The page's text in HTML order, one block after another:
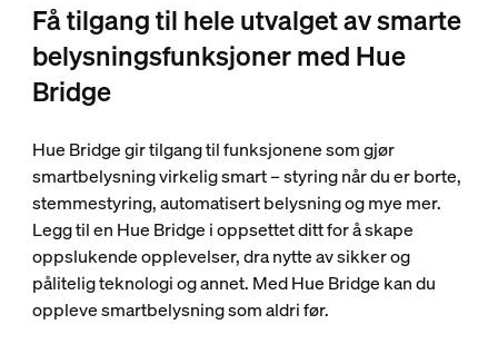
Få tilgang til hele utvalget av smarte
belysningsfunksjoner med Hue
Bridge
Hue Bridge gir tilgang til funksjonene som gjør
smartbelysning virkelig smart – styring når du er borte,
stemmestyring, automatisert belysning og mye mer.
Legg til en Hue Bridge i oppsettet ditt for å skape
oppslukende opplevelser, dra nytte av sikker og
pålitelig teknologi og annet. Med Hue Bridge kan du
oppleve smartbelysning som aldri før.